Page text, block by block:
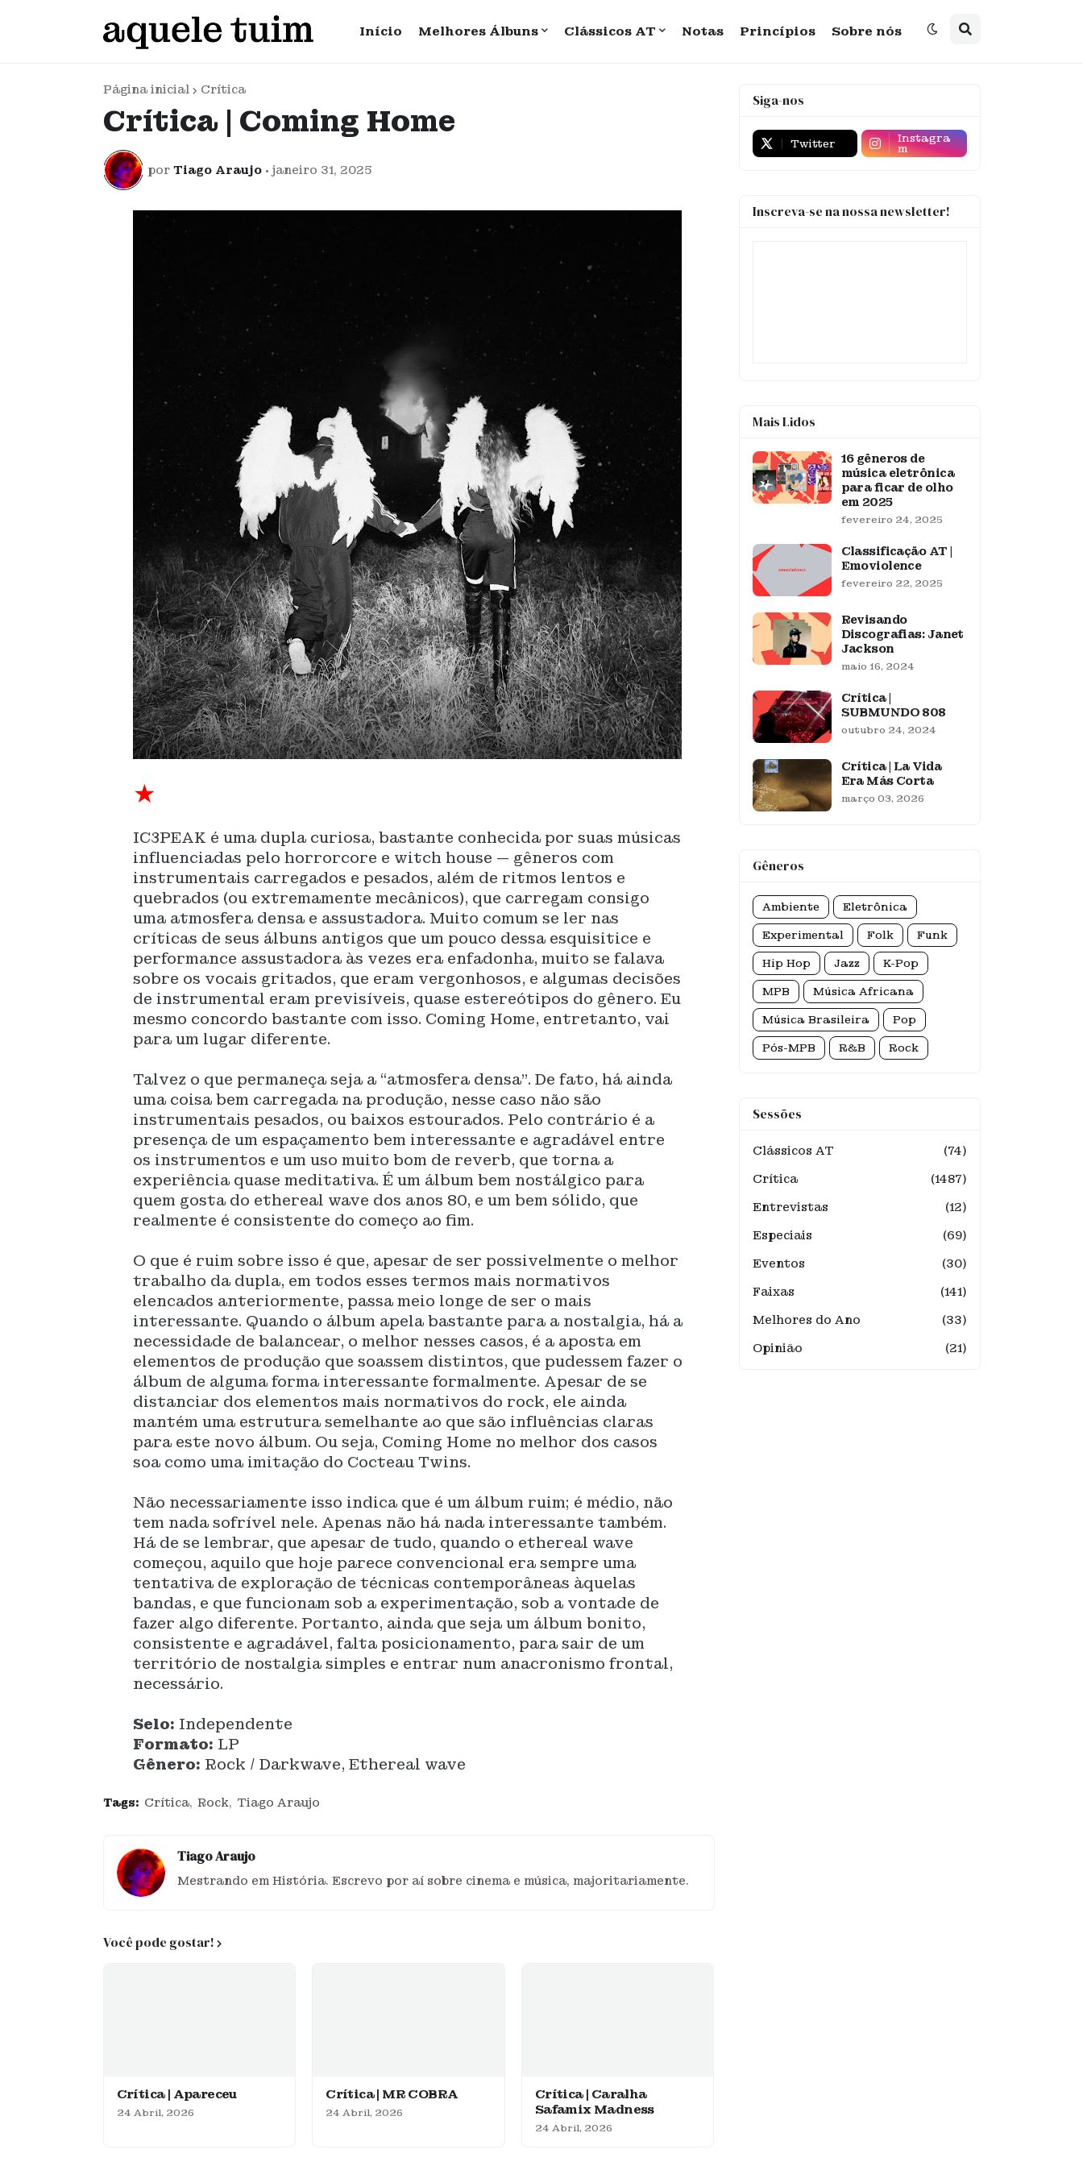
Início Melhores Álbuns Clássicos AT Notas Princípios Sobre nós
Página inicial Crítica
Crítica | Coming Home
por Tiago Araujo • janeiro 31, 2025
★
IC3PEAK é uma dupla curiosa, bastante conhecida por suas músicas
influenciadas pelo horrorcore e witch house — gêneros com
instrumentais carregados e pesados, além de ritmos lentos e
quebrados (ou extremamente mecânicos), que carregam consigo
uma atmosfera densa e assustadora. Muito comum se ler nas
críticas de seus álbuns antigos que um pouco dessa esquisitice e
performance assustadora às vezes era enfadonha, muito se falava
sobre os vocais gritados, que eram vergonhosos, e algumas decisões
de instrumental eram previsíveis, quase estereótipos do gênero. Eu
mesmo concordo bastante com isso. Coming Home, entretanto, vai
para um lugar diferente.
Talvez o que permaneça seja a “atmosfera densa”. De fato, há ainda
uma coisa bem carregada na produção, nesse caso não são
instrumentais pesados, ou baixos estourados. Pelo contrário é a
presença de um espaçamento bem interessante e agradável entre
os instrumentos e um uso muito bom de reverb, que torna a
experiência quase meditativa. É um álbum bem nostálgico para
quem gosta do ethereal wave dos anos 80, e um bem sólido, que
realmente é consistente do começo ao fim.
O que é ruim sobre isso é que, apesar de ser possivelmente o melhor
trabalho da dupla, em todos esses termos mais normativos
elencados anteriormente, passa meio longe de ser o mais
interessante. Quando o álbum apela bastante para a nostalgia, há a
necessidade de balancear, o melhor nesses casos, é a aposta em
elementos de produção que soassem distintos, que pudessem fazer o
álbum de alguma forma interessante formalmente. Apesar de se
distanciar dos elementos mais normativos do rock, ele ainda
mantém uma estrutura semelhante ao que são influências claras
para este novo álbum. Ou seja, Coming Home no melhor dos casos
soa como uma imitação do Cocteau Twins.
Não necessariamente isso indica que é um álbum ruim; é médio, não
tem nada sofrível nele. Apenas não há nada interessante também.
Há de se lembrar, que apesar de tudo, quando o ethereal wave
começou, aquilo que hoje parece convencional era sempre uma
tentativa de exploração de técnicas contemporâneas àquelas
bandas, e que funcionam sob a experimentação, sob a vontade de
fazer algo diferente. Portanto, ainda que seja um álbum bonito,
consistente e agradável, falta posicionamento, para sair de um
território de nostalgia simples e entrar num anacronismo frontal,
necessário.
Selo: Independente
Formato: LP
Gênero: Rock / Darkwave, Ethereal wave
Tags: Crítica Rock Tiago Araujo
Tiago Araujo
Mestrando em História. Escrevo por aí sobre cinema e música, majoritariamente.
Você pode gostar!
Crítica | Apareceu
24 Abril, 2026
Crítica | MR COBRA
24 Abril, 2026
Crítica | Caralha
Safamix Madness
24 Abril, 2026
Siga-nos
Twitter Instagra
m
Inscreva-se na nossa newsletter!
Mais Lidos
16 gêneros de
música eletrônica
para ficar de olho
em 2025
fevereiro 24, 2025
Classificação AT |
Emoviolence
fevereiro 22, 2025
Revisando
Discografias: Janet
Jackson
maio 16, 2024
Crítica |
SUBMUNDO 808
outubro 24, 2024
Crítica | La Vida
Era Más Corta
março 03, 2026
Gêneros
Ambiente Eletrônica
Experimental Folk Funk
Hip Hop Jazz K-Pop
MPB Música Africana
Música Brasileira Pop
Pós-MPB R&B Rock
Sessões
Clássicos AT
(74)
Crítica
(1487)
Entrevistas
(12)
Especiais
(69)
Eventos
(30)
Faixas
(141)
Melhores do Ano
(33)
Opinião
(21)